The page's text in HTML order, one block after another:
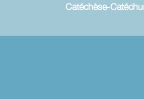
Catéchèse-